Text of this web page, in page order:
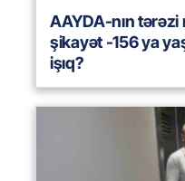
AAYDA-nın
şikayət -156 ya
işıq?